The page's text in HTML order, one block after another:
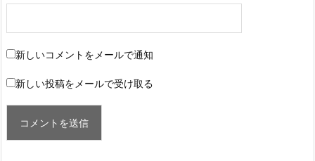
新しいコメントをメールで通知
新しい投稿をメールで受け取る